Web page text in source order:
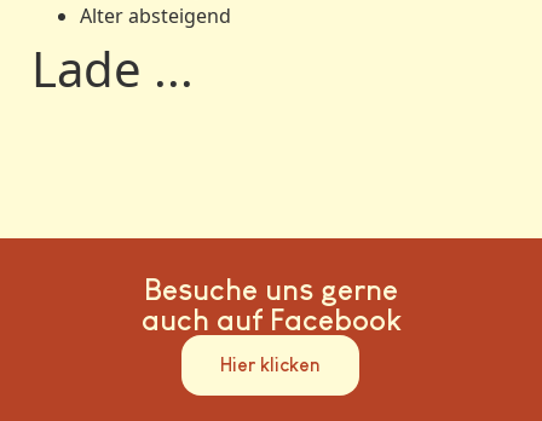
Alter absteigend
Lade ...
Besuche uns gerne
auch auf Facebook
Hier klicken